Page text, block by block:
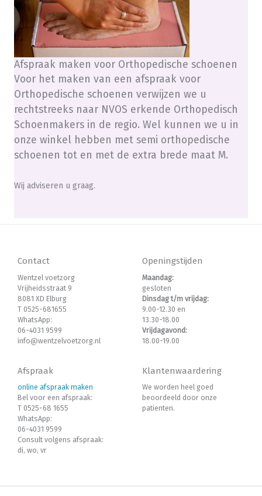
Afspraak maken voor Orthopedische schoenen
Voor het maken van een afspraak voor
Orthopedische schoenen verwijzen we u
rechtstreeks naar NVOS erkende Orthopedisch
Schoenmakers in de regio. Wel kunnen we u in
onze winkel hebben met semi orthopedische
schoenen tot en met de extra brede maat M.
Wij adviseren u graag.
Contact
Wentzel voetzorg
Vrijheidsstraat 9
8081 XD Elburg
T 0525-681655
WhatsApp:
06-4031 9599
info@wentzelvoetzorg.nl
Openingstijden
Maandag:
gesloten
Dinsdag t/m vrijdag:
9.00-12.30 en
13.30-18.00
Vrijdagavond:
18.00-19.00
Afspraak
online afspraak maken
Bel voor een afspraak:
T 0525-68 1655
WhatsApp:
06-4031 9599
Consult volgens afspraak:
di, wo, vr
Klantenwaardering
We worden heel goed
beoordeeld door onze
patienten.